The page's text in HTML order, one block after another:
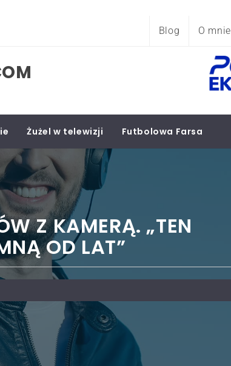
Blog O mnie
Żużel w telewizji Futbolowa Farsa
Z KAMERĄ. „TEN
OD LAT”